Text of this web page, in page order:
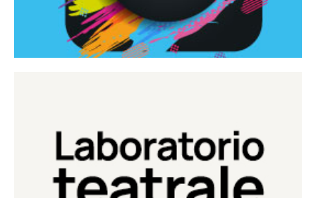
Laboratorio di teatro del Teatro Eduardo de Filippo
Continua